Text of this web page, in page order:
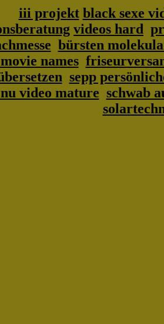
iii projekt black sexe
videos hard
bürsten
names
sepp
video mature schwab